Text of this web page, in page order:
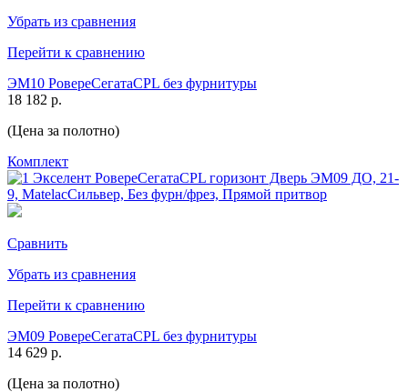
Убрать из сравнения
Перейти к сравнению
ЭМ10 РовереСегатаCPL без фурнитуры
18 182 р.
(Цена за полотно)
Комплект
Сравнить
Убрать из сравнения
Перейти к сравнению
ЭМ09 РовереСегатаCPL без фурнитуры
14 629 р.
(Цена за полотно)